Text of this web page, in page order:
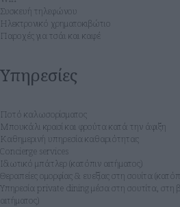
Συσκευή τηλεφώνου
Ηλεκτρονικό χρηματοκιβώτιο
Παροχές για τσάι και καφέ
Υπηρεσίες
Ποτό καλωσορίσματος
Μπουκάλι κρασί και φρούτα κατά την άφιξη
Καθημερινή υπηρεσία καθαριότητας
Concierge services
Ιδιωτικό μπάτλερ (κατόπιν αιτήματος)
Θεραπείες ομορφίας & ευεξίας στη σουίτα
Υπηρεσία private dining μέσα στη σουτίτα, στη
αιτήματος)